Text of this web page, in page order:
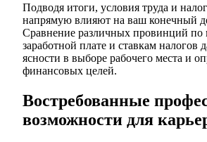
Подводя итоги, условия труда и
напрямую влияют на ваш конечный
Сравнение различных провинций по
заработной плате и ставкам налогов
ясности в выборе рабочего места и
финансовых целей.
Востребованные
возможности для